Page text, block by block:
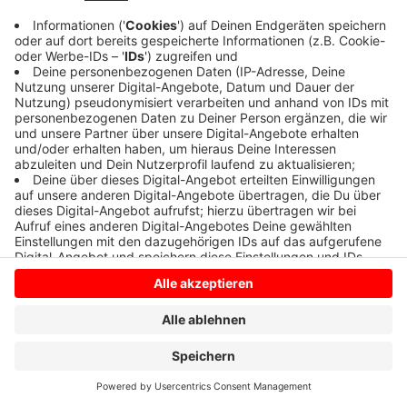
Anzeige
Anzeige
Anzeige